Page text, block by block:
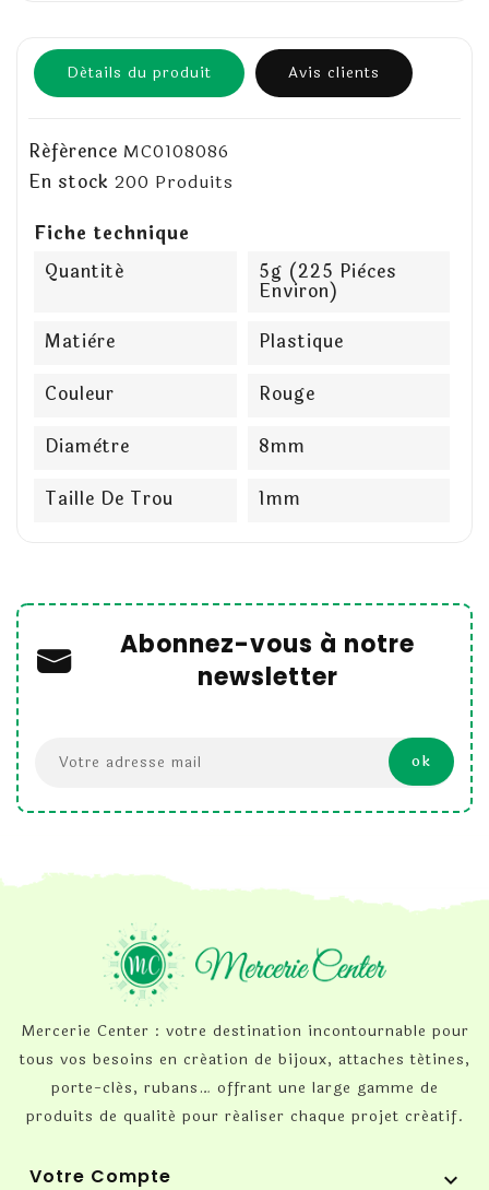
Détails du produit Avis clients
Référence MC0108086
En stock 200 Produits
Fiche technique
Quantité
5g (225 Pièces
Environ)
Matière
Plastique
Couleur
Rouge
Diamètre
8mm
Taille De Trou
1mm
Abonnez-vous à notre
newsletter
Mercerie Center : votre destination incontournable pour
tous vos besoins en création de bijoux, attaches tétines,
porte-clés, rubans… offrant une large gamme de
produits de qualité pour réaliser chaque projet créatif.
Votre Compte 